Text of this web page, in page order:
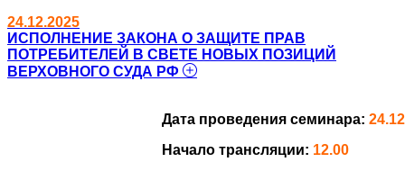
24.12.2025
ИСПОЛНЕНИЕ ЗАКОНА О ЗАЩИТЕ ПРАВ
ПОТРЕБИТЕЛЕЙ В СВЕТЕ НОВЫХ ПОЗИЦИЙ
ВЕРХОВНОГО СУДА РФ
Дата проведения семинара:
Начало трансляции: 12.00